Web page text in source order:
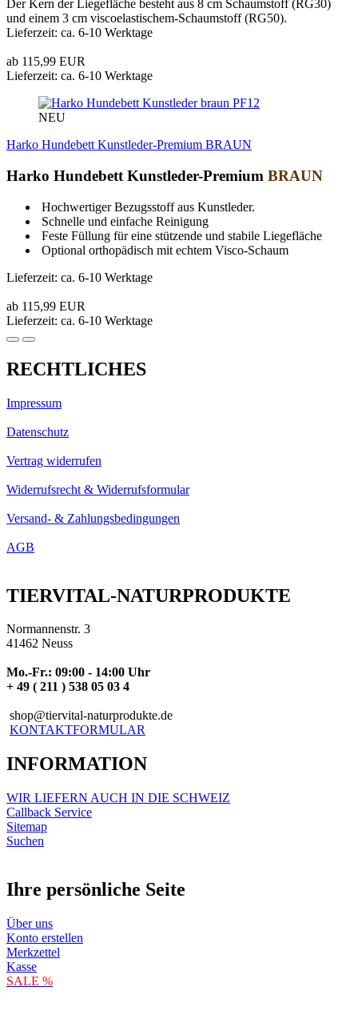
Der Kern der Liegefläche besteht aus 8 cm Schaumstoff (RG30)
und einem 3 cm viscoelastischem-Schaumstoff (RG50).
Lieferzeit: ca. 6-10 Werktage
ab 115,99 EUR
Lieferzeit: ca. 6-10 Werktage
PF12
NEU
Harko Hundebett Kunstleder-Premium BRAUN
Harko Hundebett Kunstleder-Premium BRAUN
Hochwertiger Bezugsstoff aus Kunstleder.
Schnelle und einfache Reinigung
Feste Füllung für eine stützende und stabile Liegefläche
Optional orthopädisch mit echtem Visco-Schaum
Lieferzeit: ca. 6-10 Werktage
ab 115,99 EUR
Lieferzeit: ca. 6-10 Werktage
RECHTLICHES
Impressum
Datenschutz
Vertrag widerrufen
Widerrufsrecht & Widerrufsformular
Versand- & Zahlungsbedingungen
AGB
TIERVITAL-NATURPRODUKTE
Normannenstr. 3
41462 Neuss
Mo.-Fr.: 09:00 - 14:00 Uhr
+ 49 ( 211 ) 538 05 03 4
shop@tiervital-naturprodukte.de
KONTAKTFORMULAR
INFORMATION
WIR LIEFERN AUCH IN DIE SCHWEIZ
Callback Service
Sitemap
Suchen
Ihre persönliche Seite
Über uns
Konto erstellen
Merkzettel
Kasse
SALE %